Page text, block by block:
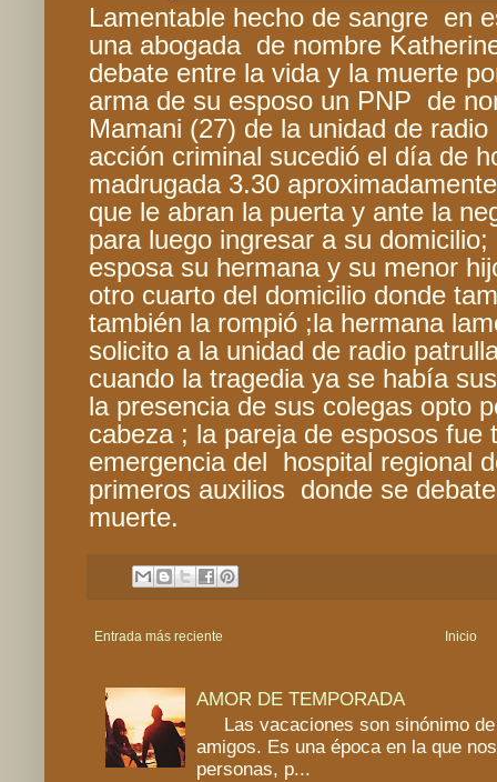
Lamentable hecho de sangre en
una abogada de nombre
debate entre la vida y la muerte
arma de su esposo un PNP de
Mamani (27) de la unidad de
acción criminal sucedió el día de
madrugada 3.30
que le abran la puerta y ante la
para luego ingresar a su
esposa su hermana y su menor
otro cuarto del domicilio donde
también la rompió ;la hermana
solicito a la unidad de radio
cuando la tragedia ya se había
la presencia de sus colegas opto
cabeza ; la pareja de esposos fue
emergencia del hospital regional
primeros auxilios donde se
muerte.
Entrada más reciente Inicio
AMOR DE TEMPORADA
Las vacaciones son sinónimo de
amigos. Es una época en la que
personas, p...